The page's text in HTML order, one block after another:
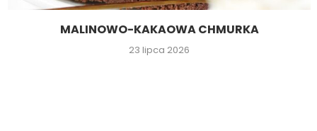
MALINOWO-KAKAOWA CHMURKA
23 lipca 2026